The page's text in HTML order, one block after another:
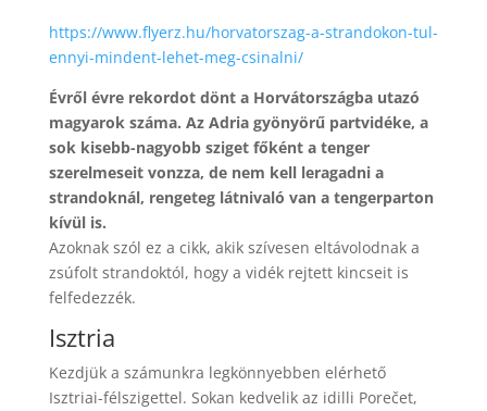
https://www.flyerz.hu/horvatorszag-a-strandokon-tul-
ennyi-mindent-lehet-meg-csinalni/
Évről évre rekordot dönt a Horvátországba utazó
magyarok száma. Az Adria gyönyörű partvidéke, a
sok kisebb-nagyobb sziget főként a tenger
szerelmeseit vonzza, de nem kell leragadni a
strandoknál, rengeteg látnivaló van a tengerparton
kívül is.
Azoknak szól ez a cikk, akik szívesen eltávolodnak a
zsúfolt strandoktól, hogy a vidék rejtett kincseit is
felfedezzék.
Isztria
Kezdjük a számunkra legkönnyebben elérhető
Isztriai-félszigettel. Sokan kedvelik az idilli Porečet,